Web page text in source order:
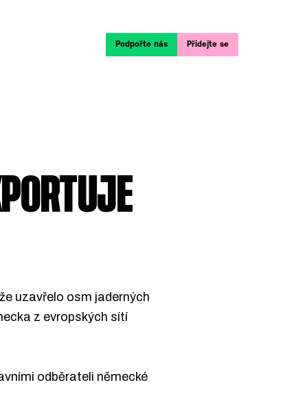
Podpořte nás Přidejte se
uzavřelo osm jaderných
z evropských sítí
odběrateli německé